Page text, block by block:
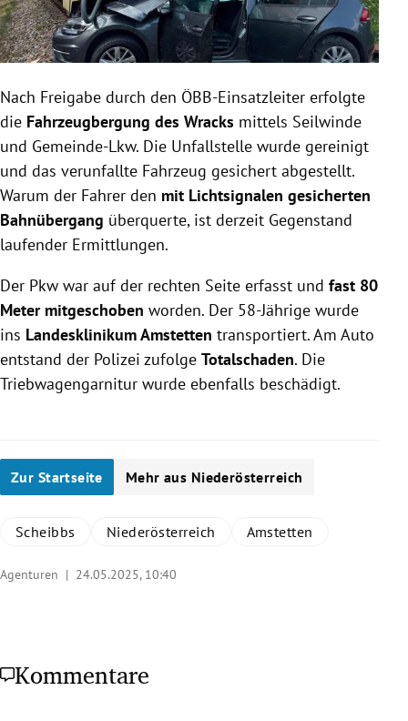
Nach Freigabe durch den ÖBB-Einsatzleiter erfolgte
die Fahrzeugbergung des Wracks mittels Seilwinde
und Gemeinde-Lkw. Die Unfallstelle wurde gereinigt
und das verunfallte Fahrzeug gesichert abgestellt.
Warum der Fahrer den mit Lichtsignalen gesicherten
Bahnübergang überquerte, ist derzeit Gegenstand
laufender Ermittlungen.
Der Pkw war auf der rechten Seite erfasst und fast 80
Meter mitgeschoben worden. Der 58-Jährige wurde
ins Landesklinikum Amstetten transportiert. Am Auto
entstand der Polizei zufolge Totalschaden. Die
Triebwagengarnitur wurde ebenfalls beschädigt.
Zur Startseite Mehr aus Niederösterreich
Scheibbs Niederösterreich Amstetten
Agenturen | 24.05.2025, 10:40
Kommentare